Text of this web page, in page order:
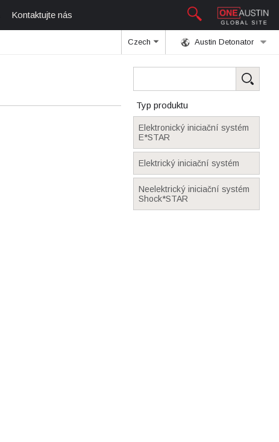
Kontaktujte nás
Austin Detonator
Czech
Typ produktu
Elektronický iniciační systém
E*STAR
Elektrický iniciační systém
Neelektrický iniciační systém
Shock*STAR